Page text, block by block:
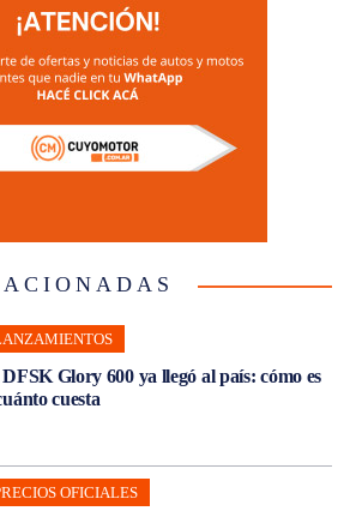
Glory 600 ya llegó al país: cómo es
cuesta
OFICIALES